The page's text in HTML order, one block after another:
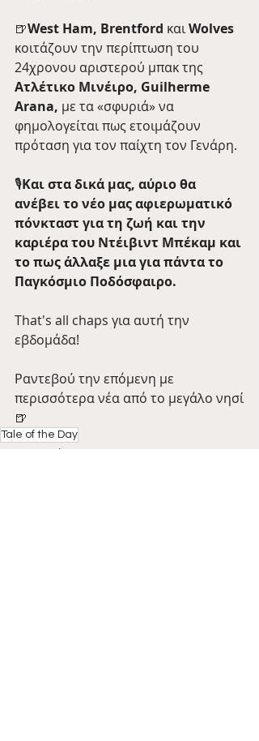
🍺West Ham, Brentford και Wolves
κοιτάζουν την περίπτωση του
24χρονου αριστερού μπακ της
Ατλέτικο Μινέιρο, Guilherme
Arana, με τα «σφυριά» να
φημολογείται πως ετοιμάζουν
πρόταση για τον παίχτη τον Γενάρη.
🎙Και στα δικά μας, αύριο θα
ανέβει το νέο μας αφιερωματικό
πόνκταστ για τη ζωή και την
καριέρα του Ντέιβιντ Μπέκαμ και
το πως άλλαξε μια για πάντα το
Παγκόσμιο Ποδόσφαιρο.
That's all chaps για αυτή την
εβδομάδα!
Ραντεβού την επόμενη με
περισσότερα νέα από το μεγάλο νησί
🍺
Tale of the Day
Barman Tales